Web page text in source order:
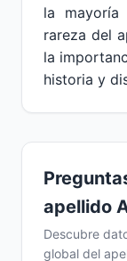
la mayoría
rareza del
la
historia y
apellido
Descubre
global del